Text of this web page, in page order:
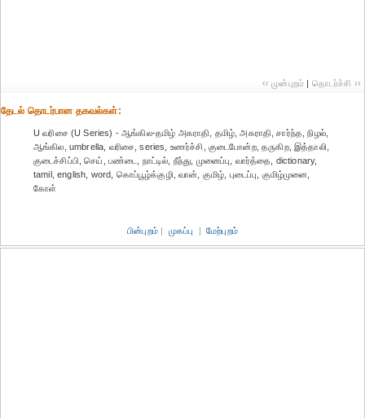
‹‹ முன்புறம் | தொடர்ச்சி ››
தேட‌ல் தொட‌ர்பான தகவ‌ல்க‌ள்:
U வரிசை (U Series) - ஆங்கில-தமிழ் அகராதி, தமிழ், அகராதி, சார்ந்த, நிழல்,
ஆங்கில, umbrella, வரிசை, series, உணர்ச்சி, குடைபோன்ற, தருகிற, இத்தாலி,
குடைச்சிப்பி, செய், பண்டை, நாட்டில், நீந்து, முனைப்பு, வார்த்தை, dictionary,
tamil, english, word, கொப்பூழ்க்குழி, வான், குமிழ், புடைப்பு, குமிழ்முனை,
கோள்
பின்புறம் | முகப்பு | மேற்புறம்